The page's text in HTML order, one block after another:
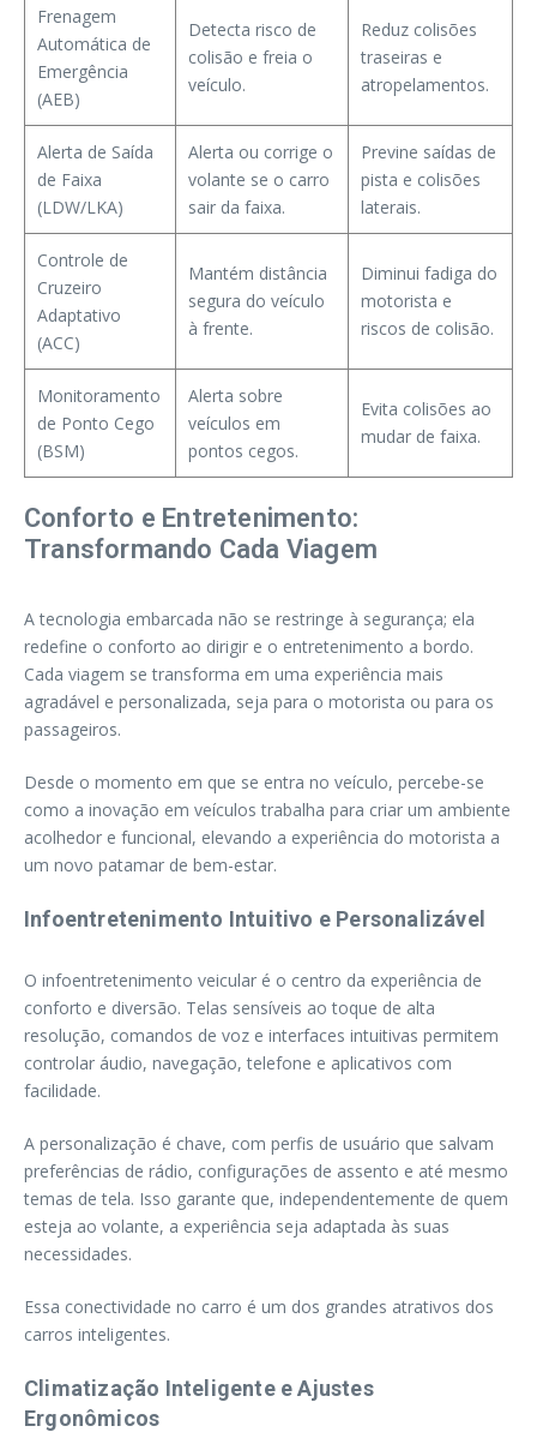
Frenagem
Automática de
Emergência
(AEB)
Detecta risco de
colisão e freia o
veículo.
Reduz colisões
traseiras e
atropelamentos.
Alerta de Saída
de Faixa
(LDW/LKA)
Alerta ou corrige o
volante se o carro
sair da faixa.
Previne saídas de
pista e colisões
laterais.
Controle de
Cruzeiro
Adaptativo
(ACC)
Mantém distância
segura do veículo
à frente.
Diminui fadiga do
motorista e
riscos de colisão.
Monitoramento
de Ponto Cego
(BSM)
Alerta sobre
veículos em
pontos cegos.
Evita colisões ao
mudar de faixa.
Conforto e Entretenimento:
Transformando Cada Viagem
A tecnologia embarcada não se restringe à segurança; ela
redefine o conforto ao dirigir e o entretenimento a bordo.
Cada viagem se transforma em uma experiência mais
agradável e personalizada, seja para o motorista ou para os
passageiros.
Desde o momento em que se entra no veículo, percebe-se
como a inovação em veículos trabalha para criar um ambiente
acolhedor e funcional, elevando a experiência do motorista a
um novo patamar de bem-estar.
Infoentretenimento Intuitivo e Personalizável
O infoentretenimento veicular é o centro da experiência de
conforto e diversão. Telas sensíveis ao toque de alta
resolução, comandos de voz e interfaces intuitivas permitem
controlar áudio, navegação, telefone e aplicativos com
facilidade.
A personalização é chave, com perfis de usuário que salvam
preferências de rádio, configurações de assento e até mesmo
temas de tela. Isso garante que, independentemente de quem
esteja ao volante, a experiência seja adaptada às suas
necessidades.
Essa conectividade no carro é um dos grandes atrativos dos
carros inteligentes.
Climatização Inteligente e Ajustes
Ergonômicos